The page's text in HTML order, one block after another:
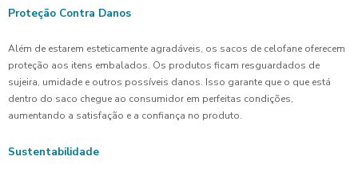
Proteção Contra Danos
Além de estarem esteticamente agradáveis, os sacos de celofane oferecem
proteção aos itens embalados. Os produtos ficam resguardados de
sujeira, umidade e outros possíveis danos. Isso garante que o que está
dentro do saco chegue ao consumidor em perfeitas condições,
aumentando a satisfação e a confiança no produto.
Sustentabilidade